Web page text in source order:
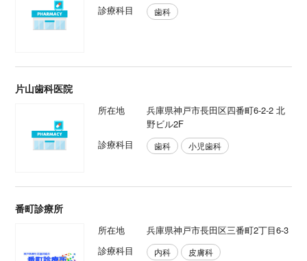
診療科目
歯科
片山歯科医院
所在地
兵庫県神戸市長田区四番町6-2-2 北
野ビル2F
診療科目
歯科 小児歯科
番町診療所
所在地
兵庫県神戸市長田区三番町2丁目6-3
診療科目
内科 皮膚科